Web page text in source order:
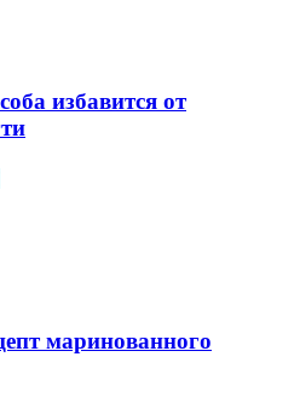
избавится от
маринованного